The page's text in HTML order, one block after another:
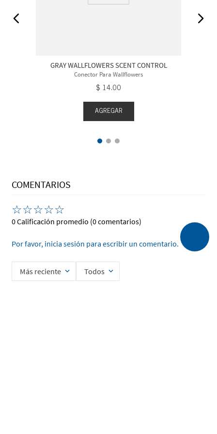
GRAY WALLFLOWERS SCENT CONTROL
Conector Para Wallflowers
$ 14.00
AGREGAR
COMENTARIOS
☆☆☆☆☆
0 Calificación promedio (0 comentarios)
Por favor, inicia sesión para escribir un comentario.
Más reciente Todos